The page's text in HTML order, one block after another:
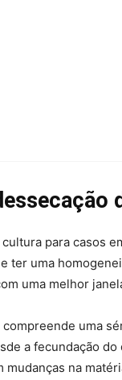
para casos
ter uma
uma melhor
uma
a fecundação do
na